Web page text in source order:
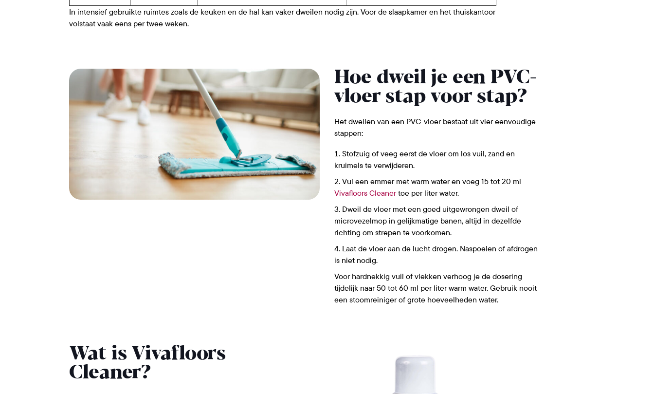
In intensief gebruikte ruimtes zoals de keuken en de hal kan vaker dweilen nodig zijn. Voor de slaapkamer en het thuiskantoor
volstaat vaak eens per twee weken.
Hoe dweil je een PVC-
vloer stap voor stap?
Het dweilen van een PVC-vloer bestaat uit vier eenvoudige
stappen:
Stofzuig of veeg eerst de vloer om los vuil, zand en
kruimels te verwijderen.
Vul een emmer met warm water en voeg 15 tot 20 ml
Vivafloors Cleanertoe per liter water.
Dweil de vloer met een goed uitgewrongen dweil of
microvezelmop in gelijkmatige banen, altijd in dezelfde
richting om strepen te voorkomen.
Laat de vloer aan de lucht drogen. Naspoelen of afdrogen
is niet nodig.
Voor hardnekkig vuil of vlekken verhoog je de dosering
tijdelijk naar 50 tot 60 ml per liter warm water. Gebruik nooit
een stoomreiniger of grote hoeveelheden water.
Wat is Vivafloors
Cleaner?